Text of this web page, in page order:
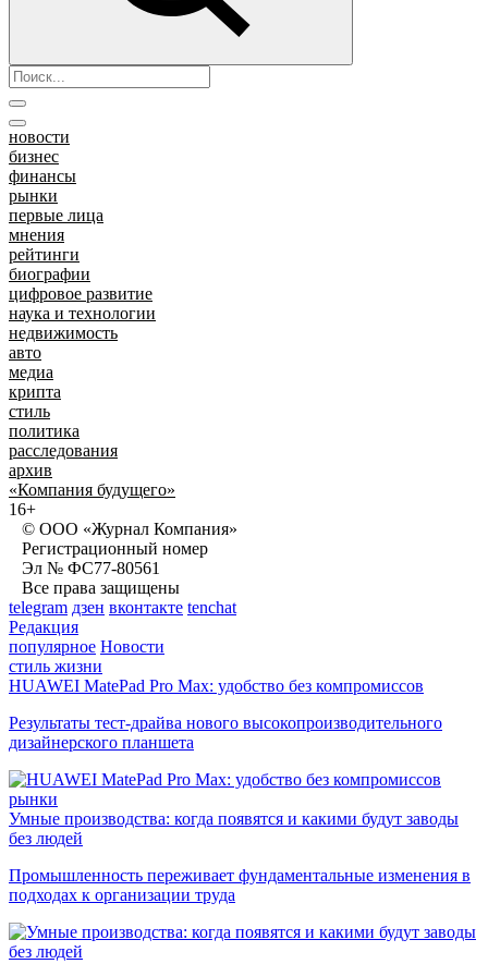
новости
бизнес
финансы
рынки
первые лица
мнения
рейтинги
биографии
цифровое развитие
наука и технологии
недвижимость
авто
медиа
крипта
стиль
политика
расследования
архив
«Компания будущего»
16+
© ООО «Журнал Компания»
Регистрационный номер
Эл № ФС77-80561
Все права защищены
telegram дзен вконтакте tenchat
Редакция
популярное Новости
стиль жизни
HUAWEI MatePad Pro Max: удобство без компромиссов
Результаты тест-драйва нового высокопроизводительного
дизайнерского планшета
рынки
Умные производства: когда появятся и какими будут заводы
без людей
Промышленность переживает фундаментальные изменения в
подходах к организации труда